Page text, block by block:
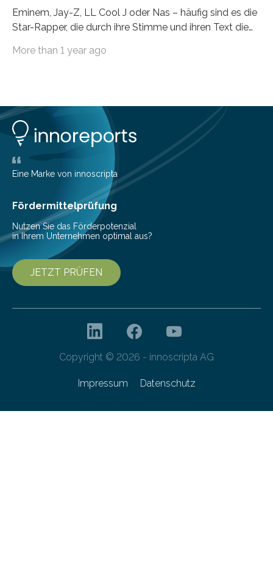
Eminem, Jay-Z, LL Cool J oder Nas – häufig sind es die
Star-Rapper, die durch ihre Stimme und ihren Text die
beanspruchen. In der Fachliteratur finden sich bislang
Universität Hamburg konnte nun in einer im Journal of
the Audio Engineering Society veröffentlichten Studie
belegen, dass es eindeutig die Produzenten sind. Um
die…
More than 1 year ago
Eine Marke von innoscripta
Fördermittelprüfung
Nutzen Sie das Förderpotenzial
in Ihrem Unternehmen optimal aus?
JETZT PRÜFEN
Copyright © 2026 - innoscripta AG
Impressum Datenschutz